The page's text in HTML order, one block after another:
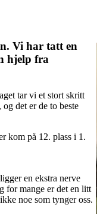
Vi har tatt en
hjelp fra
tar vi et stort skritt
det er de to beste
kom på 12. plass i 1.
en ekstra nerve
for mange er det en litt
noe som tynger oss.